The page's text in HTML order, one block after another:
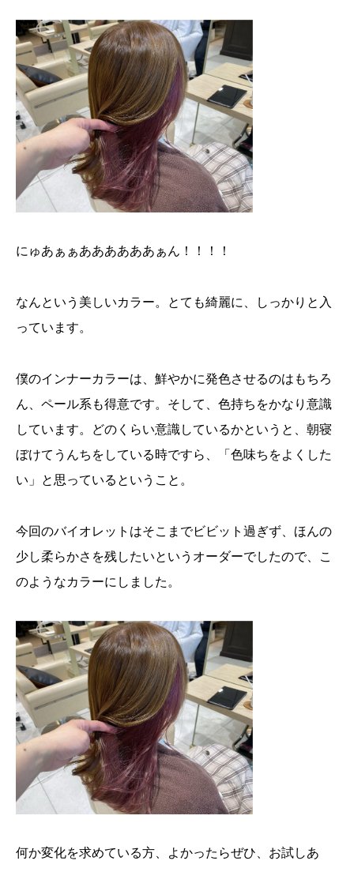
にゅあぁぁああああああぁん！！！！
なんという美しいカラー。とても綺麗に、しっかりと入
っています。
僕のインナーカラーは、鮮やかに発色させるのはもちろ
ん、ペール系も得意です。そして、色持ちをかなり意識
しています。どのくらい意識しているかというと、朝寝
ぼけてうんちをしている時ですら、「色味ちをよくした
い」と思っているということ。
今回のバイオレットはそこまでビビット過ぎず、ほんの
少し柔らかさを残したいというオーダーでしたので、こ
のようなカラーにしました。
何か変化を求めている方、よかったらぜひ、お試しあ